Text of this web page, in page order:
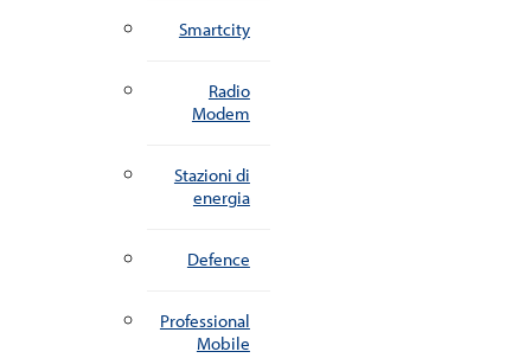
Smartcity
Radio
Modem
Stazioni di
energia
Defence
Professional
Mobile